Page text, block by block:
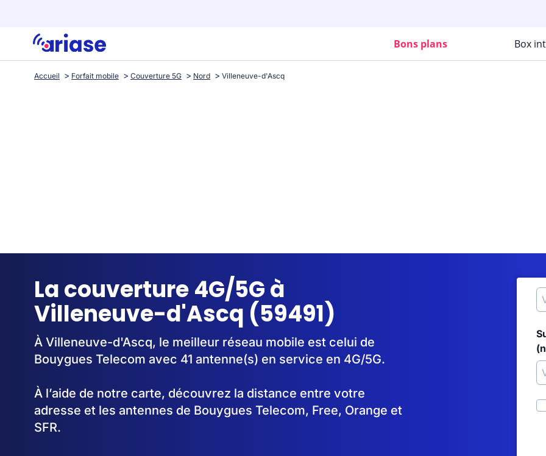
Bons plans Box
Accueil Forfait mobile Couverture 5G Nord Villeneuve-d'Ascq
La couverture 4G/5G à
Villeneuve-d'Ascq (59491)
À Villeneuve-d'Ascq, le meilleur réseau mobile est celui de
Bouygues Telecom avec 41 antenne(s) en service en 4G/5G.
À l’aide de notre carte, découvrez la distance entre votre
adresse et les antennes de Bouygues Telecom, Free, Orange et
SFR.